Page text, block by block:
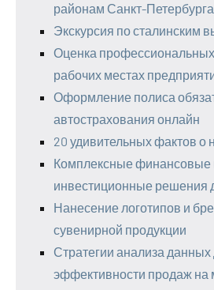
районам Санкт-Петербурга
Экскурсия по сталинским
Оценка
рабочих местах
Оформление полиса
автострахования онлайн
20 удивительных фактов о
Комплексные финансовые
инвестиционные решения
Нанесение логотипов и
сувенирной продукции
Стратегии анализа
эффективности продаж на